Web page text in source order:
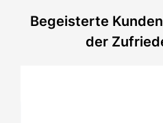
Begeisterte
der